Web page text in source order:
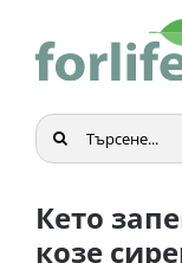
content
Търсене
...
Кето
козе